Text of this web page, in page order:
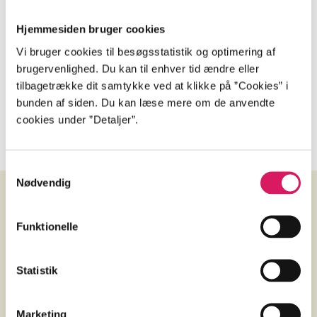
Hjemmesiden bruger cookies
Vi bruger cookies til besøgsstatistik og optimering af
brugervenlighed. Du kan til enhver tid ændre eller
tilbagetrække dit samtykke ved at klikke på ”Cookies” i
bunden af siden. Du kan læse mere om de anvendte
cookies under ”Detaljer”.
Samtykkevalg
Nødvendig
Funktionelle
Statistik
Marketing
...
Anmeldelser (2)
Americana UK